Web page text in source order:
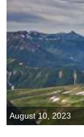
August 10, 2023